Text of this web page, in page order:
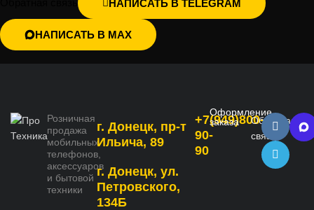
НАПИСАТЬ В TELEGRAM
НАПИСАТЬ В MAX
Розничная
продажа
мобильных
телефонов,
аксессуаров
и бытовой
техники
г. Донецк, пр-т
Ильича, 89
г. Донецк, ул.
Петровского,
134Б
+7(949)800-
90-
90
Оформление
заказа
Обратная
связь